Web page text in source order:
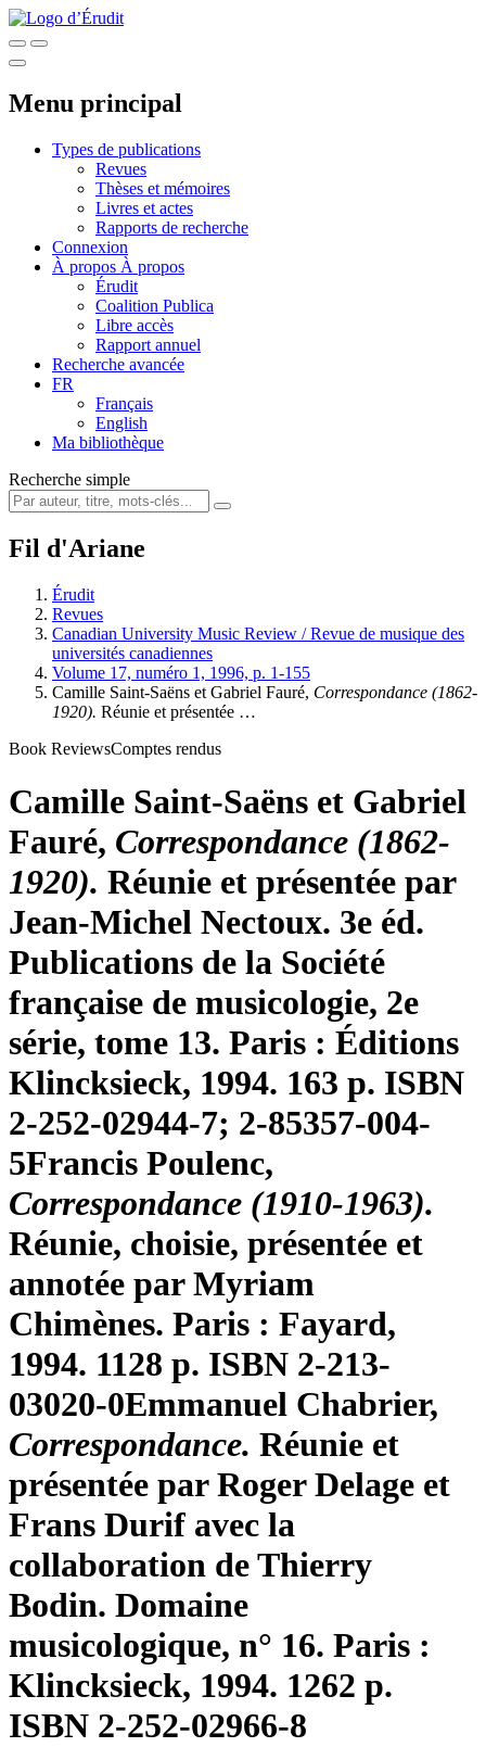
Menu principal
Types de publications
Revues
Thèses et mémoires
Livres et actes
Rapports de recherche
Connexion
À propos À propos
Érudit
Coalition Publica
Libre accès
Rapport annuel
Recherche avancée
FR
Français
English
Ma bibliothèque
Recherche simple
Fil d'Ariane
Érudit
Revues
Canadian University Music Review / Revue de musique des
universités canadiennes
Volume 17, numéro 1, 1996, p. 1-155
Camille Saint-Saëns et Gabriel Fauré, Correspondance (1862-
1920). Réunie et présentée …
Book ReviewsComptes rendus
Camille Saint-Saëns et Gabriel
Fauré, Correspondance (1862-
1920). Réunie et présentée par
Jean-Michel Nectoux. 3e éd.
Publications de la Société
française de musicologie, 2e
série, tome 13. Paris : Éditions
Klincksieck, 1994. 163 p. ISBN
2-252-02944-7; 2-85357-004-
5Francis Poulenc,
Correspondance (1910-1963).
Réunie, choisie, présentée et
annotée par Myriam
Chimènes. Paris : Fayard,
1994. 1128 p. ISBN 2-213-
03020-0Emmanuel Chabrier,
Correspondance. Réunie et
présentée par Roger Delage et
Frans Durif avec la
collaboration de Thierry
Bodin. Domaine
musicologique, n° 16. Paris :
Klincksieck, 1994. 1262 p.
ISBN 2-252-02966-8